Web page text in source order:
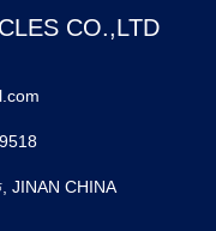
CO.,LTD
JINAN CHINA